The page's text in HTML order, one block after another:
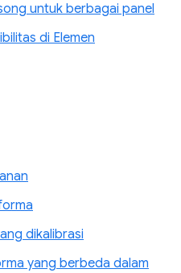
untuk berbagai panel
di Elemen
dikalibrasi
yang berbeda dalam